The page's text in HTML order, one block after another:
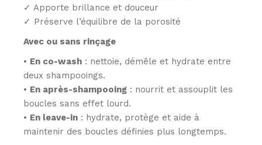
✓ Apporte brillance et douceur
✓ Préserve l’équilibre de la porosité
Avec ou sans rinçage
• En co-wash : nettoie, démêle et hydrate entre
deux shampooings.
• En après-shampooing : nourrit et assouplit les
boucles sans effet lourd.
• En leave-in : hydrate, protège et aide à
maintenir des boucles définies plus longtemps.